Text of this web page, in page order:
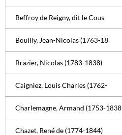
Beffroy de Reigny, dit le Cous
Bouilly, Jean-Nicolas (1763-18
Brazier, Nicolas (1783-1838)
Caigniez, Louis Charles (1762-
Charlemagne, Armand (1753-1838
Chazet, René de (1774-1844)